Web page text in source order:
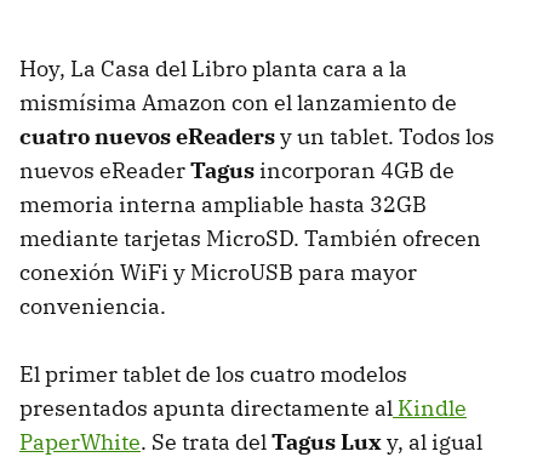
Hoy, La Casa del Libro planta cara a la
mismísima Amazon con el lanzamiento de
cuatro nuevos eReadersy un tablet. Todos los
nuevos eReaderTagus incorporan 4GB de
memoria interna ampliable hasta 32GB
mediante tarjetas MicroSD. También ofrecen
conexión WiFi y MicroUSB para mayor
conveniencia.
El primer tablet de los cuatro modelos
presentados apunta directamente al Kindle
PaperWhite. Se trata delTagus Luxy, al igual